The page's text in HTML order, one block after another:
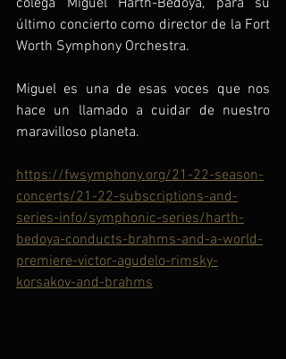
colega Miguel Harth-Bedoya, para su
último concierto como director de la Fort
Worth Symphony Orchestra.
Miguel es una de esas voces que nos
hace un llamado a cuidar de nuestro
maravilloso planeta.
https://fwsymphony.org/21-22-season-
concerts/21-22-subscriptions-and-
series-info/symphonic-series/harth-
bedoya-conducts-brahms-and-a-world-
premiere-victor-agudelo-rimsky-
korsakov-and-brahms